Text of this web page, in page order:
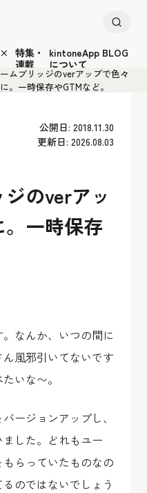
特集・
連載
kintoneApp BLOG
について
ムブリッジのverアップで色々
。一時保存やGTMなど。
公開日: 2018.11.30
更新日: 2026.08.03
のverアッ
一時保存
なんか、いつの間に
風邪引いてないです
いな〜。
ージョンアップし、
した。どれもユー
らっていたものなの
のではないでしょう